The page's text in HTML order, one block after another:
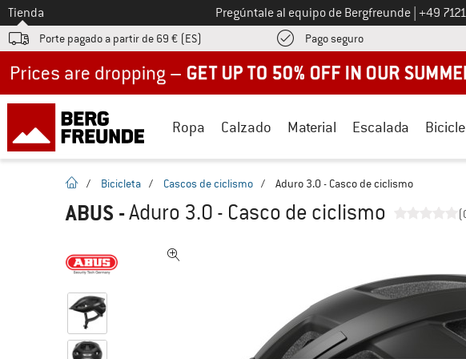
A la
Tienda Pregúntale al equipo de Bergfreunde +49
Porte pagado a partir de 69 € (ES) Pago seguro¡encuentre
Ropa Calzado Material Escalada
la pagina de inicio
/ Bicicleta / Cascos de ciclismo / Aduro 3.0 - Casco de ciclismo
ABUS -Aduro 3.0 - Casco de ciclismo